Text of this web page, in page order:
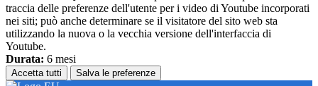
traccia delle preferenze dell'utente per i video di Youtube incorporati
nei siti; può anche determinare se il visitatore del sito web sta
utilizzando la nuova o la vecchia versione dell'interfaccia di
Youtube.
Durata: 6 mesi
Accetta tutti Salva le preferenze